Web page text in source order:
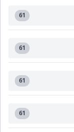
61
61
61
61